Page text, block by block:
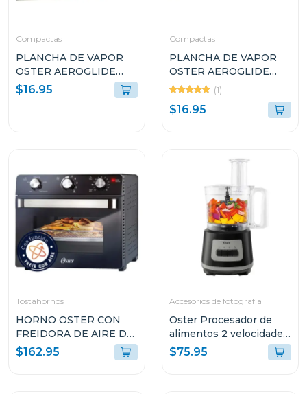
Compactas
PLANCHA DE VAPOR
OSTER AEROGLIDE
S7000 NEGRO
GCSTAC7002
$16.95
Compactas
PLANCHA DE VAPOR
OSTER AEROGLIDE
S7000 VERDE
GCSTAC7001
(1)
$16.95
Tostahornos
HORNO OSTER CON
FREIDORA DE AIRE DE
22L CON
RECUBRIMIENTO
$162.95
Accesorios de fotografía
Oster Procesador de
alimentos 2 velocidades
+ turbo 500 w fp1455
$75.95